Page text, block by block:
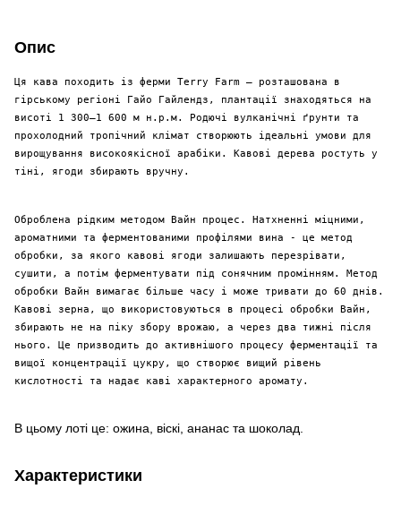
Опис
Ця кава походить із ферми Terry Farm — розташована в
гірському регіоні Гайо Гайлендз, плантації знаходяться на
висоті 1 300–1 600 м н.р.м. Родючі вулканічні ґрунти та
прохолодний тропічний клімат створюють ідеальні умови для
вирощування високоякісної арабіки. Кавові дерева ростуть у
тіні, ягоди збирають вручну.
Оброблена рідким методом Вайн процес. Натхненні міцними,
ароматними та ферментованими профілями вина - це метод
обробки, за якого кавові ягоди залишають перезрівати,
сушити, а потім ферментувати під сонячним промінням. Метод
обробки Вайн вимагає більше часу і може тривати до 60 днів.
Кавові зерна, що використовуються в процесі обробки Вайн,
збирають не на піку збору врожаю, а через два тижні після
нього. Це призводить до активнішого процесу ферментації та
вищої концентрації цукру, що створює вищий рівень
кислотності та надає каві характерного аромату.
В цьому лоті це: ожина, віскі, ананас та шоколад.
Характеристики